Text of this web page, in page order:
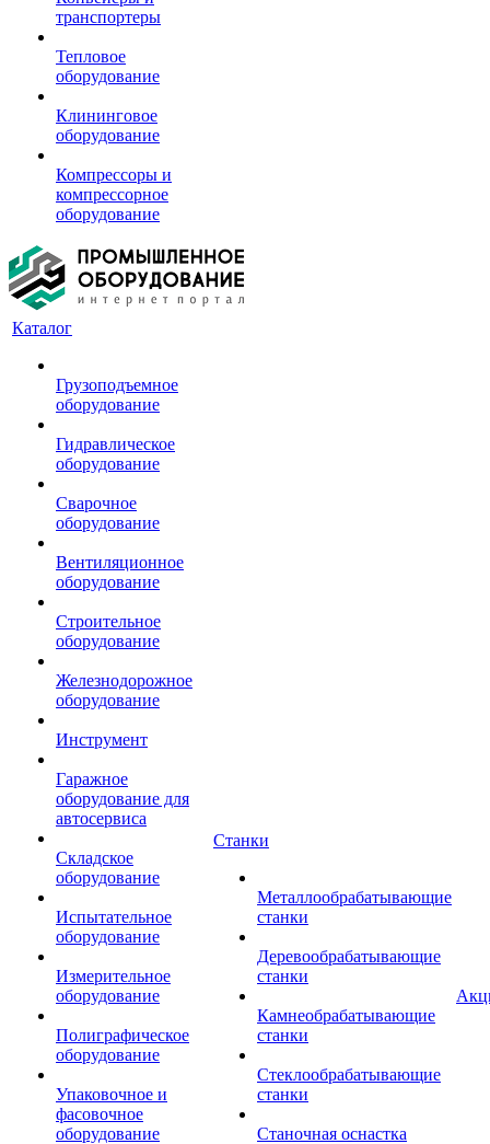
транспортеры
Тепловое
оборудование
Клининговое
оборудование
Компрессоры и
компрессорное
оборудование
Каталог
Грузоподъемное
оборудование
Гидравлическое
оборудование
Сварочное
оборудование
Вентиляционное
оборудование
Строительное
оборудование
Железнодорожное
оборудование
Инструмент
Гаражное
оборудование для
автосервиса
Складское
оборудование
Испытательное
оборудование
Измерительное
оборудование
Полиграфическое
оборудование
Упаковочное и
фасовочное
оборудование
Станки
Металлообрабатывающие
станки
Деревообрабатывающие
станки
Камнеобрабатывающие
станки
Стеклообрабатывающие
станки
Станочная оснастка